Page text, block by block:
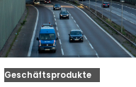
Geschäftsprodukte